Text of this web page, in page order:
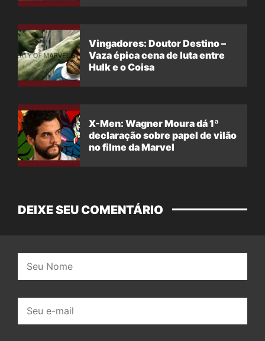
Vingadores: Doutor Destino –
Vaza épica cena de luta entre
Hulk e o Coisa
X-Men: Wagner Moura dá 1ª
declaração sobre papel de vilão
no filme da Marvel
DEIXE SEU COMENTÁRIO
mail: